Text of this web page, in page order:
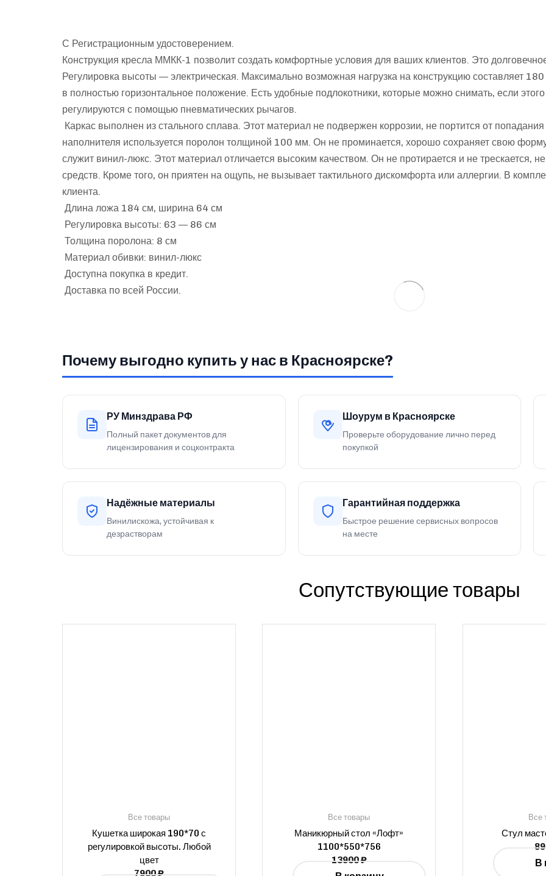
С Регистрационным удостоверением.
Конструкция кресла ММКК-1 позволит создать комфортные условия для ваших клиентов. Это
Регулировка высоты — электрическая. Максимально возможная нагрузка на конструкцию составляет
в полностью горизонтальное положение. Есть удобные подлокотники, которые можно снимать, если
регулируются с помощью пневматических рычагов.
Каркас выполнен из стального сплава. Этот материал не подвержен коррозии, не портится от
наполнителя используется поролон толщиной 100 мм. Он не проминается, хорошо сохраняет свою
служит винил-люкс. Этот материал отличается высоким качеством. Он не протирается и не трескается,
средств. Кроме того, он приятен на ощупь, не вызывает тактильного дискомфорта или аллергии. В
клиента.
Длина ложа 184 см, ширина 64 см
Регулировка высоты: 63 — 86 см
Толщина поролона: 8 см
Материал обивки: винил-люкс
Доступна покупка в кредит.
Доставка по всей России.
Почему выгодно купить у нас в Красноярске?
РУ Минздрава РФ
Полный пакет документов для
лицензирования и соцконтракта
Шоурум в Красноярске
Проверьте оборудование лично перед
покупкой
Надёжные материалы
Винилискожа, устойчивая к
дезрастворам
Гарантийная поддержка
Быстрое решение сервисных вопросов
на месте
Сопутствующие товары
Все товары
Кушетка широкая 190*70 с
регулировкой высоты. Любой
цвет
7900₽
Все товары
Маникюрный стол «Лофт»
1100*550*756
13900₽
Все
Стул
В